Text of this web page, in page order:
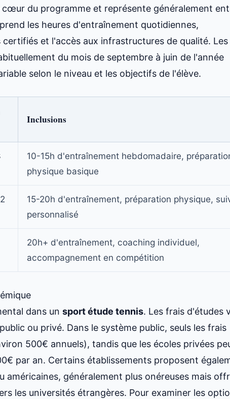
du programme et représente généralement
les heures d'entraînement quotidiennes,
et l'accès aux infrastructures de qualité. Les
du mois de septembre à juin de l'année
selon le niveau et les objectifs de l'élève.
Inclusions
10-15h d'entraînement hebdomadaire,
physique basique
15-20h d'entraînement, préparation physique,
personnalisé
20h+ d'entraînement, coaching individuel,
accompagnement en compétition
dans un sport étude tennis. Les frais d'études
ou privé. Dans le système public, seuls les frais
500€ annuels), tandis que les écoles privées
par an. Certains établissements proposent
américaines, généralement plus onéreuses mais
les universités étrangères. Pour examiner les